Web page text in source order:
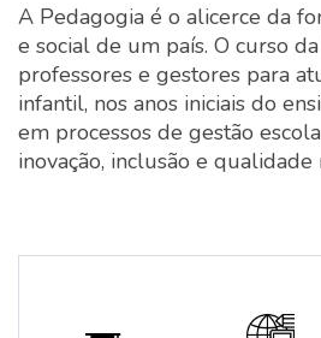
A Pedagogia é o alicerce da
e social de um país. O curso
professores e gestores para
infantil, nos anos iniciais do
em processos de gestão
inovação, inclusão e qualidade